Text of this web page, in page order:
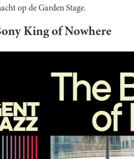
op de Garden Stage.
King of Nowhere